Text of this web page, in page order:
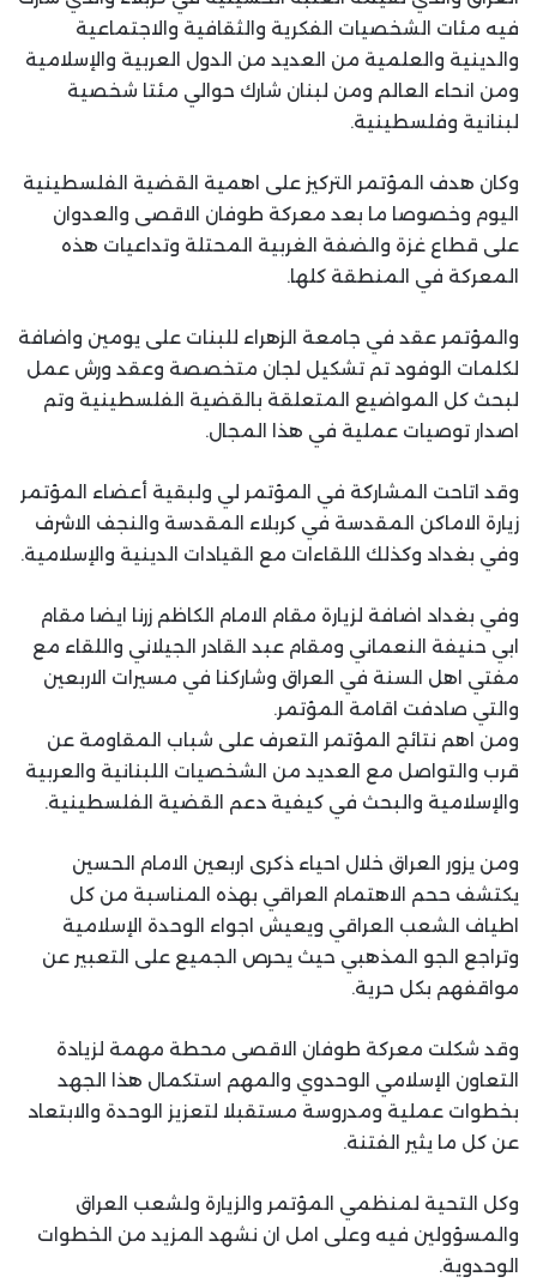
فيه مئات الشخصيات الفكرية والثقافية والاجتماعية
والدينية والعلمية من العديد من الدول العربية والإسلامية
ومن انحاء العالم ومن لبنان شارك حوالي مئتا شخصية
لبنانية وفلسطينية.
وكان هدف المؤتمر التركيز على اهمية القضية الفلسطينية
اليوم وخصوصا ما بعد معركة طوفان الاقصى والعدوان
على قطاع غزة والضفة الغربية المحتلة وتداعيات هذه
المعركة في المنطقة كلها.
والمؤتمر عقد في جامعة الزهراء للبنات على يومين واضافة
لكلمات الوفود تم تشكيل لجان متخصصة وعقد ورش عمل
لبحث كل المواضيع المتعلقة بالقضية الفلسطينية وتم
اصدار توصيات عملية في هذا المجال.
وقد اتاحت المشاركة في المؤتمر لي ولبقية أعضاء المؤتمر
زيارة الاماكن المقدسة في كربلاء المقدسة والنجف الاشرف
وفي بغداد وكذلك اللقاءات مع القيادات الدينية والإسلامية.
وفي بغداد اضافة لزيارة مقام الامام الكاظم زرنا ايضا مقام
ابي حنيفة النعماني ومقام عبد القادر الجيلاني واللقاء مع
مفتي اهل السنة في العراق وشاركنا في مسيرات الاربعين
والتي صادفت اقامة المؤتمر.
ومن اهم نتائج المؤتمر التعرف على شباب المقاومة عن
قرب والتواصل مع العديد من الشخصيات اللبنانية والعربية
والإسلامية والبحث في كيفية دعم القضية الفلسطينية.
ومن يزور العراق خلال احياء ذكرى اربعين الامام الحسين
يكتشف ححم الاهتمام العراقي بهذه المناسبة من كل
اطياف الشعب العراقي ويعيش اجواء الوحدة الإسلامية
وتراجع الجو المذهبي حيث يحرص الجميع على التعبير عن
مواقفهم بكل حرية.
وقد شكلت معركة طوفان الاقصى محطة مهمة لزيادة
التعاون الإسلامي الوحدوي والمهم استكمال هذا الجهد
بخطوات عملية ومدروسة مستقبلا لتعزيز الوحدة والابتعاد
عن كل ما يثير الفتنة.
وكل التحية لمنظمي المؤتمر والزيارة ولشعب العراق
والمسؤولين فيه وعلى امل ان نشهد المزيد من الخطوات
الوحدوية.